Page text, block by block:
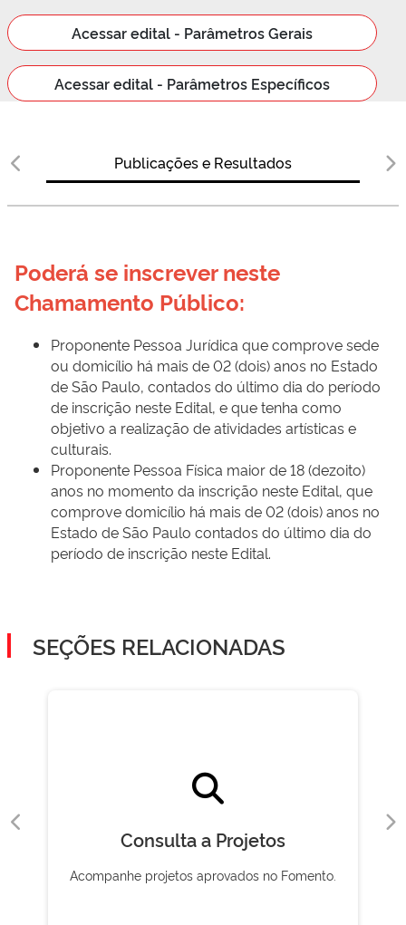
Acessar edital - Parâmetros Gerais
Acessar edital - Parâmetros Específicos
Publicações e Resultados
Poderá se inscrever neste
Chamamento Público:
Proponente Pessoa Jurídica que comprove sede
ou domicílio há mais de 02 (dois) anos no Estado
de São Paulo, contados do último dia do período
de inscrição neste Edital, e que tenha como
objetivo a realização de atividades artísticas e
culturais.
Proponente Pessoa Física maior de 18 (dezoito)
anos no momento da inscrição neste Edital, que
comprove domicílio há mais de 02 (dois) anos no
Estado de São Paulo contados do último dia do
período de inscrição neste Edital.
SEÇÕES RELACIONADAS
Consulta a Projetos
Acompanhe projetos aprovados no Fomento.